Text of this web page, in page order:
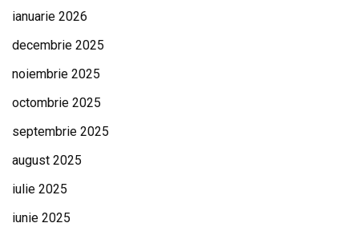
ianuarie 2026
decembrie 2025
noiembrie 2025
octombrie 2025
septembrie 2025
august 2025
iulie 2025
iunie 2025